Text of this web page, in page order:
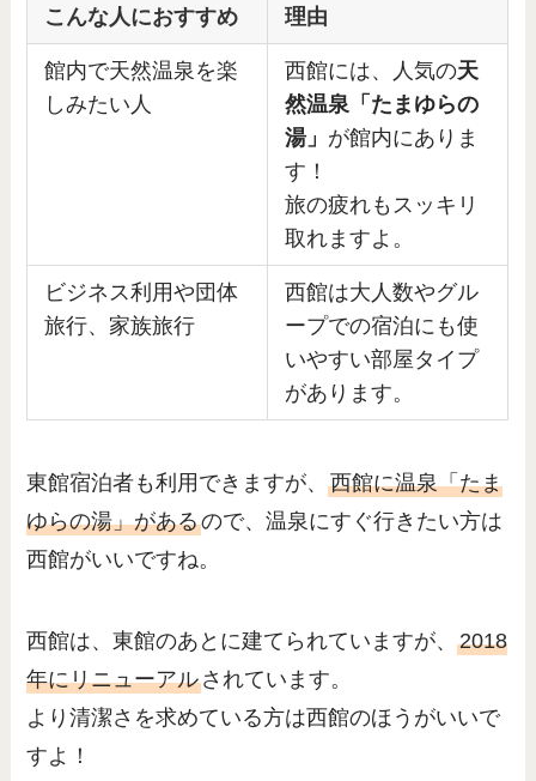
こんな人におすすめ 理由
館内で天然温泉を楽
しみたい人
西館には、人気の天
然温泉「たまゆらの
湯」 が館内にありま
す！
旅の疲れもスッキリ
取れますよ。
ビジネス利用や団体
旅行、家族旅行
西館は大人数やグル
ープでの宿泊にも使
いやすい部屋タイプ
があります。
東館宿泊者も利用できますが、西館に温泉「たま
ゆらの湯」があるので、温泉にすぐ行きたい方は
西館がいいですね。
西館は、東館のあとに建てられていますが、2018
年にリニューアルされています。
より清潔さを求めている方は西館のほうがいいで
すよ！